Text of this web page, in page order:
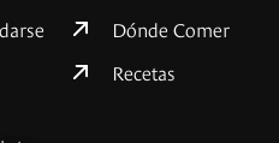
Dónde Comer
Recetas